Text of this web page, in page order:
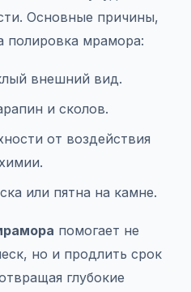
Основные причины,
полировка мрамора:
внешний вид.
и сколов.
от воздействия
или пятна на камне.
помогает не
но и продлить срок
глубокие